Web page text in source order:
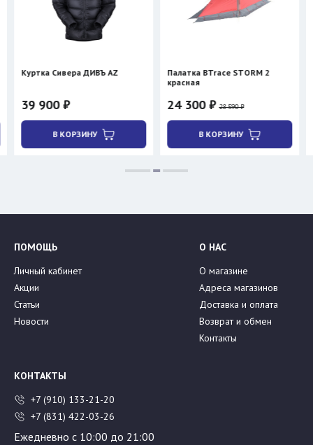
Куртка Сивера ДИВЪ AZ
39 900 ₽
В КОРЗИНУ
Палатка BTrace STORM 2
красная
24 300 ₽ 28 590 ₽
В КОРЗИНУ
ПОМОЩЬ
Личный кабинет
Акции
Статьи
Новости
О НАС
О магазине
Адреса магазинов
Доставка и оплата
Возврат и обмен
Контакты
КОНТАКТЫ
+7 (910) 133-21-20
+7 (831) 422-03-26
Ежедневно с 10:00 до 21:00